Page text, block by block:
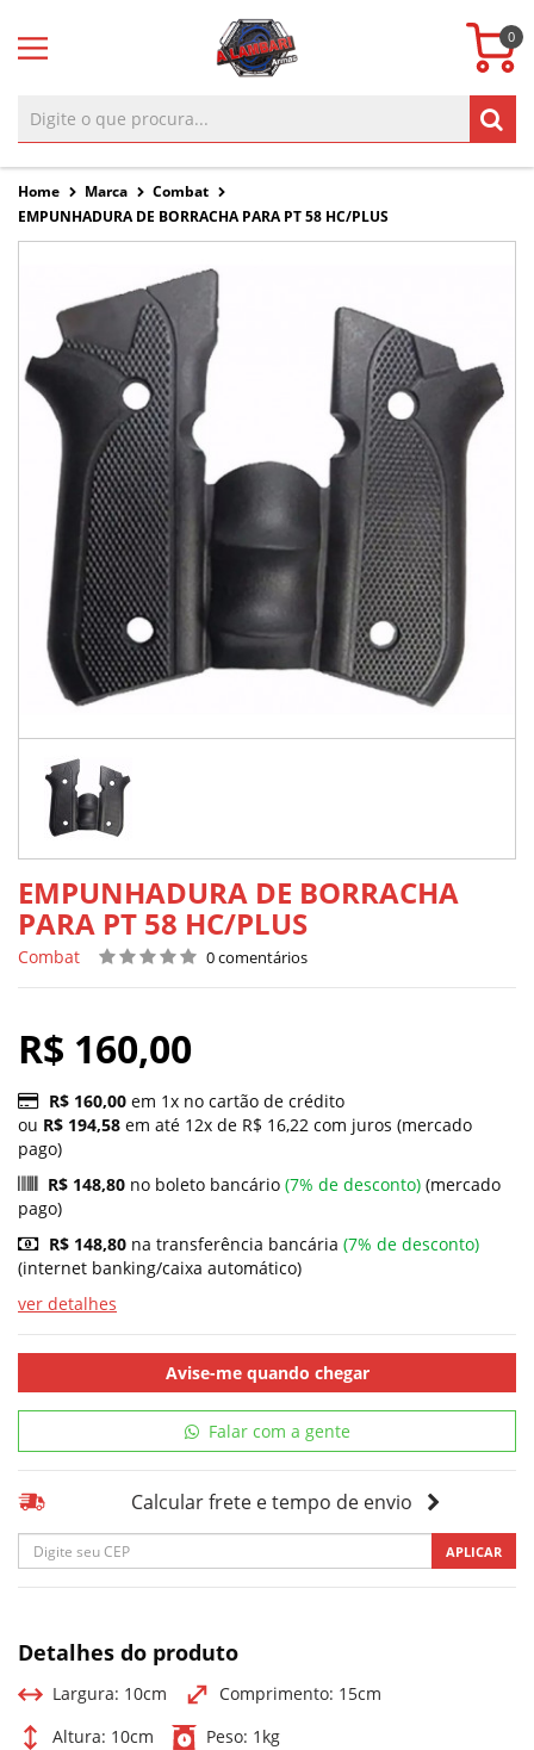
0
Home Marca
Combat
EMPUNHADURA DE BORRACHA PARA PT 58 HC/PLUS
EMPUNHADURA DE BORRACHA
PARA PT 58 HC/PLUS
Combat 0 comentários
R$ 160,00
R$ 160,00 em 1x no cartão de crédito
ou R$ 194,58 em até 12x de R$ 16,22 com juros (mercado
pago)
R$ 148,80 no boleto bancário (7% de desconto) (mercado
pago)
R$ 148,80 na transferência bancária (7% de desconto)
(internet banking/caixa automático)
ver detalhes
Avise-me quando chegar
Falar com a gente
Calcular frete e tempo de envio
APLICAR
Detalhes do produto
Largura: 10cm Comprimento: 15cm
Altura: 10cm Peso: 1kg